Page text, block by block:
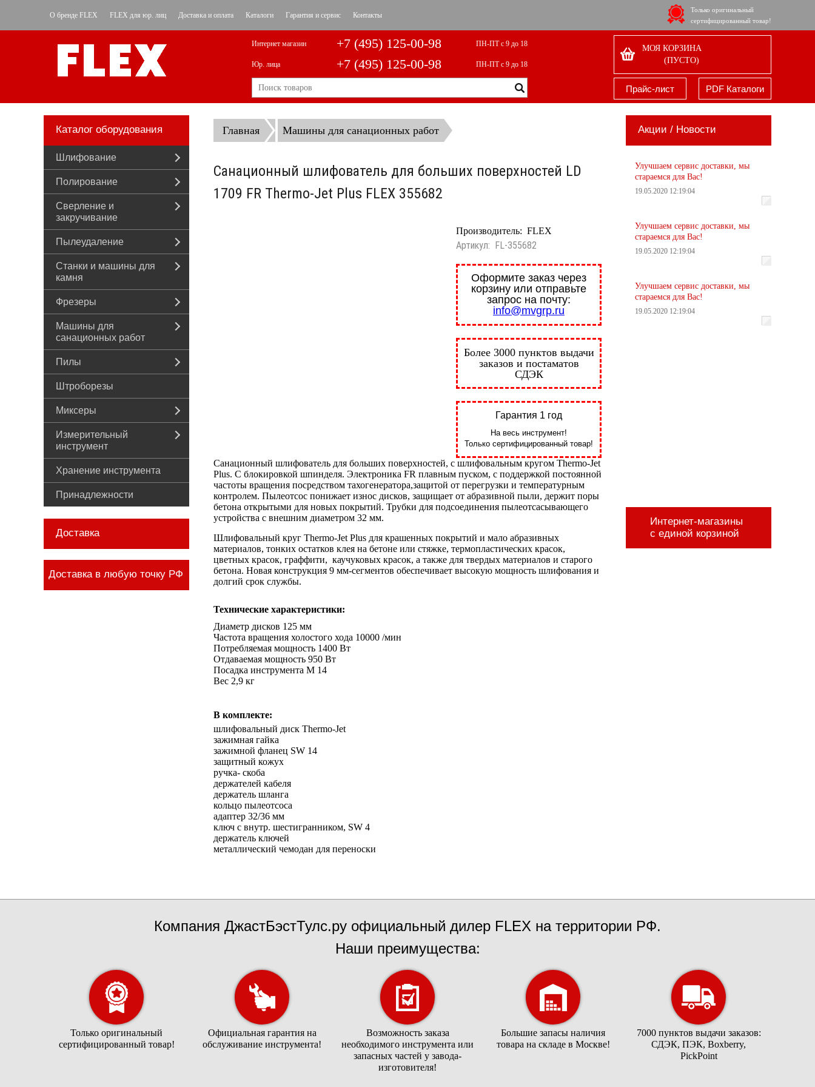
О бренде FLEX FLEX для юр. лиц Доставка и оплата Каталоги Гарантия и сервис Контакты
Только оригинальный
сертифицированный товар!
Интернет магазин +7 (495) 125-00-98 ПН-ПТ с 9 до 18
Юр. лица +7 (495) 125-00-98 ПН-ПТ с 9 до 18
МОЯ КОРЗИНА
(ПУСТО)
Прайс-лист PDF Каталоги
Каталог оборудования
Шлифование
Полирование
Сверление и
закручивание
Пылеудаление
Станки и машины для
камня
Фрезеры
Машины для
санационных работ
Пилы
Штроборезы
Миксеры
Измерительный
инструмент
Хранение инструмента
Принадлежности
Доставка
Доставка в любую точку РФ
Главная Машины для санационных работ
Санационный шлифователь для больших поверхностей LD
1709 FR Thermo-Jet Plus FLEX 355682
Производитель: FLEX
Артикул: FL-355682
Оформите заказ через
корзину или отправьте
запрос на почту:
info@mvgrp.ru
Более 3000 пунктов выдачи
заказов и постаматов
СДЭК
Гарантия 1 год
На весь инструмент!
Только сертифицированный товар!
Санационный шлифователь для больших поверхностей, с шлифовальным кругом Thermo-Jet
Plus. С блокировкой шпинделя. Электроника FR плавным пуском, с поддержкой постоянной
частоты вращения посредством тахогенератора,защитой от перегрузки и температурным
контролем. Пылеотсос понижает износ дисков, защищает от абразивной пыли, держит поры
бетона открытыми для новых покрытий. Трубки для подсоединения пылеотсасывающего
устройства с внешним диаметром 32 мм.
Шлифовальный круг Thermo-Jet Plus для крашенных покрытий и мало абразивных
материалов, тонких остатков клея на бетоне или стяжке, термопластических красок,
цветных красок, граффити, каучуковых красок, а также для твердых материалов и старого
бетона. Новая конструкция 9 мм-сегментов обеспечивает высокую мощность шлифования и
долгий срок службы.
Технические характеристики:
Диаметр дисков 125 мм
Частота вращения холостого хода 10000 /мин
Потребляемая мощность 1400 Вт
Отдаваемая мощность 950 Вт
Посадка инструмента M 14
Вес 2,9 кг
В комплекте:
шлифовальный диск Thermo-Jet
зажимная гайка
зажимной фланец SW 14
защитный кожух
ручка- скоба
держателей кабеля
держатель шланга
кольцо пылеотсоса
адаптер 32/36 мм
ключ с внутр. шестигранником, SW 4
держатель ключей
металлический чемодан для переноски
Акции / Новости
Улучшаем сервис доставки, мы
стараемся для Вас!
19.05.2020 12:19:04
Улучшаем сервис доставки, мы
стараемся для Вас!
19.05.2020 12:19:04
Улучшаем сервис доставки, мы
стараемся для Вас!
19.05.2020 12:19:04
Интернет-магазины
с единой корзиной
Компания ДжастБэстТулс.ру официальный дилер FLEX на территории РФ.
Наши преимущества:
Только оригинальный
сертифицированный товар!
Официальная гарантия на
обслуживание инструмента!
Возможность заказа
необходимого инструмента или
запасных частей у завода-
изготовителя!
Большие запасы наличия
товара на складе в Москве!
7000 пунктов выдачи заказов:
СДЭК, ПЭК, Boxberry,
PickPoint